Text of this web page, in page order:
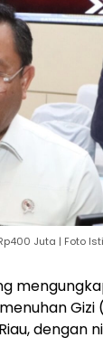
Juta | Foto
Gizi
dengan